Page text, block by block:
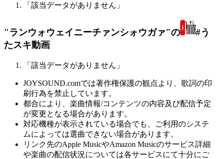
「該当データがありません」
"ランウォウェイニーチァンシォウガァ"の
#う
たスキ動画
「該当データがありません」
JOYSOUND.comでは著作権保護の観点より、歌詞の印
刷行為を禁止しています。
都合により、楽曲情報/コンテンツの内容及び配信予定
が変更となる場合があります。
対応機種が表示されている場合でも、ご利用のシステ
ムによっては選曲できない場合があります。
リンク先のApple MusicやAmazon Musicのサービス詳細
や楽曲の配信状況については各サービスにて十分にご